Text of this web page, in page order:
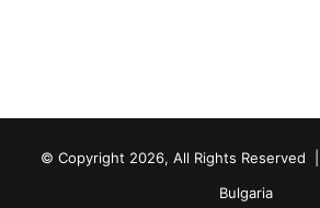
© Copyright 2026, All Rights Reserved |
Bulgaria